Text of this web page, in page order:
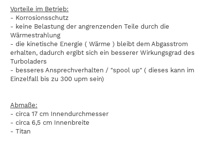
Vorteile im Betrieb:
- Korrosionsschutz
- keine Belastung der angrenzenden Teile durch die
Wärmestrahlung
- die kinetische Energie ( Wärme ) bleibt dem Abgasstrom
erhalten, dadurch ergibt sich ein besserer Wirkungsgrad des
Turboladers
- besseres Ansprechverhalten / "spool up" ( dieses kann im
Einzelfall bis zu 300 upm sein)
Abmaße:
- circa 17 cm Innendurchmesser
- circa 6,5 cm Innenbreite
- Titan